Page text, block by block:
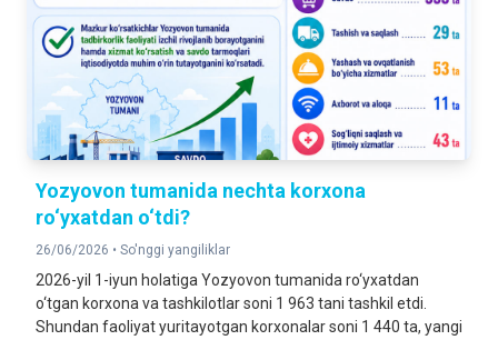
Yozyovon tumanida nechta korxona
ro‘yxatdan o‘tdi?
26/06/2026 • So'nggi yangiliklar
2026-yil 1-iyun holatiga Yozyovon tumanida ro‘yxatdan
o‘tgan korxona va tashkilotlar soni 1 963 tani tashkil etdi.
Shundan faoliyat yuritayotgan korxonalar soni 1 440 ta, yangi